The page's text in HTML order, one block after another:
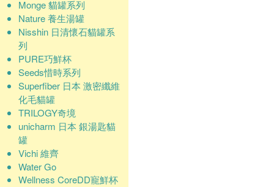
Monge 貓罐系列
Nature 養生湯罐
Nisshin 日清懷石貓罐系
列
PURE巧鮮杯
Seeds惜時系列
Superfiber 日本 激密纖維
化毛貓罐
TRILOGY奇境
unicharm 日本 銀湯匙貓
罐
Vichi 維齊
Water Go
Wellness CoreDD寵鮮杯